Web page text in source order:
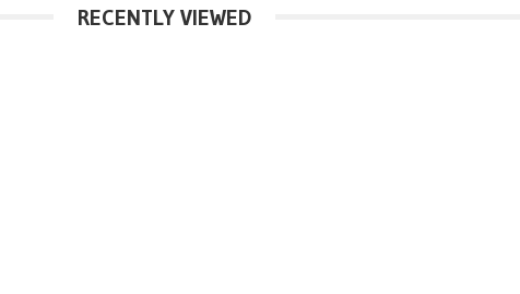
RECENTLY VIEWED